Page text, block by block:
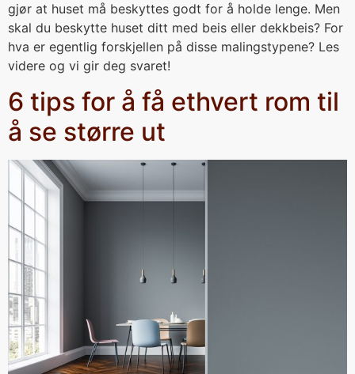
gjør at huset må beskyttes godt for å holde lenge. Men
skal du beskytte huset ditt med beis eller dekkbeis? For
hva er egentlig forskjellen på disse malingstypene? Les
videre og vi gir deg svaret!
6 tips for å få ethvert rom til
å se større ut